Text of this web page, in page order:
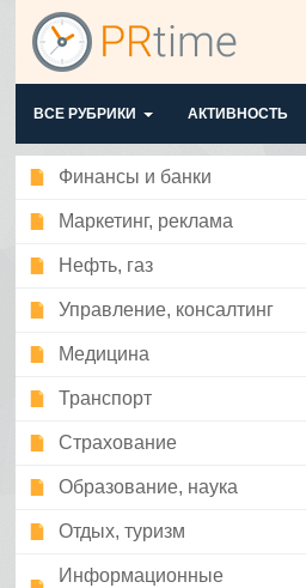
ВСЕ РУБРИКИ АКТИВНОСТЬ
Финансы и банки
Маркетинг, реклама
Нефть, газ
Управление, консалтинг
Медицина
Транспорт
Страхование
Образование, наука
Отдых, туризм
Информационные